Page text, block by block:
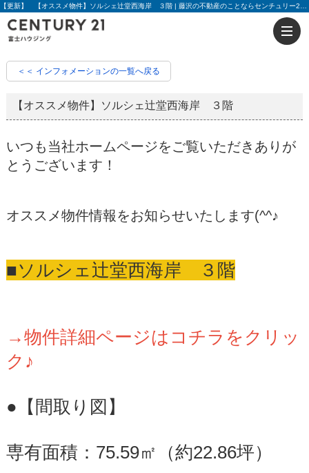
＜＜ インフォメーションの一覧へ戻る
【オススメ物件】ソルシェ辻堂西海岸 ３階
いつも当社ホームページをご覧いただきありが
とうございます！
オススメ物件情報をお知らせいたします(^^♪
■ソルシェ辻堂西海岸 ３階
→物件詳細ページはコチラをクリッ
ク♪
●【間取り図】
専有面積：75.59㎡（約22.86坪）